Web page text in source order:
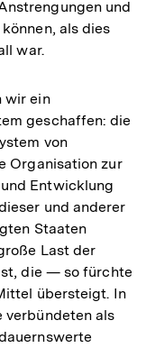
und
als dies
war.
wir ein
geschaffen: die
von
Organisation zur
Entwicklung
und anderer
Staaten
Last der
die — so fürchte
übersteigt. In
verbündeten als